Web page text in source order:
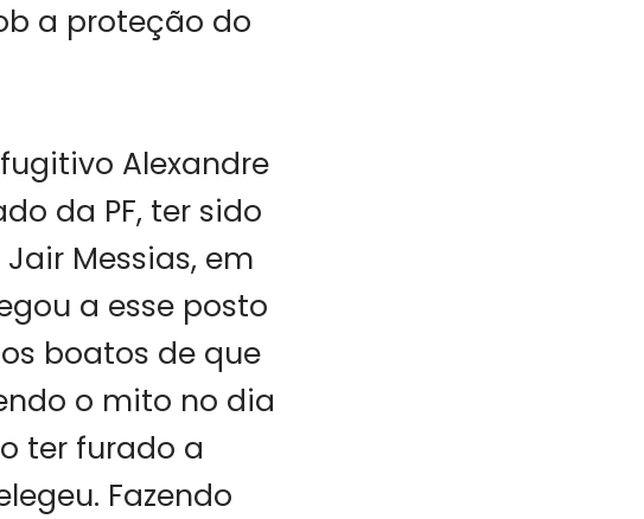
a proteção do
Alexandre
da PF, ter sido
Messias, em
a esse posto
boatos de que
o mito no dia
ter furado a
Fazendo